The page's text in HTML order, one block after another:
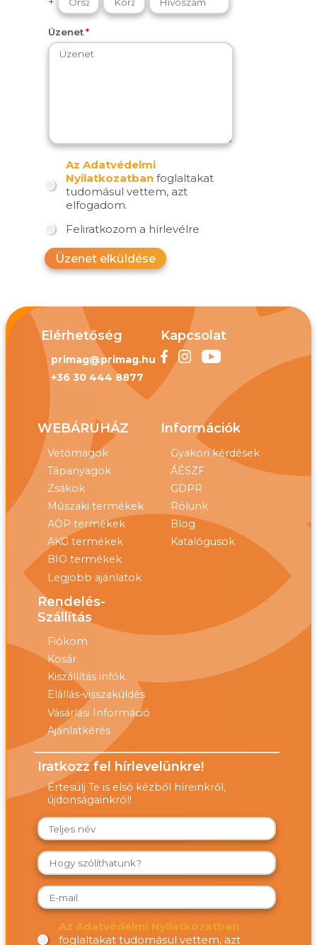
Üzenet
Az Adatvédelmi
Nyilatkozatban foglaltakat
tudomásul vettem, azt
elfogadom.
Feliratkozom a hírlevélre
Üzenet elküldése
Elérhetőség
primag@primag.hu
+36 30 444 8877
Kapcsolat
WEBÁRUHÁZ
Vetőmagok
Tápanyagok
Zsákok
Műszaki termékek
AÖP termékek
AKG termékek
BIO termékek
Legjobb ajánlatok
Információk
Gyakori kérdések
ÁÉSZF
GDPR
Rólunk
Blog
Katalógusok
Rendelés-
Szállítás
Fiókom
Kosár
Kiszállítás infók
Elállás-visszaküldés
Vásárlási Információ
Ajánlatkérés
Iratkozz fel hírlevelünkre!
Értesülj Te is első kézből híreinkről,
újdonságainkról!
Az Adatvédelmi Nyilatkozatban
foglaltakat tudomásul vettem, azt